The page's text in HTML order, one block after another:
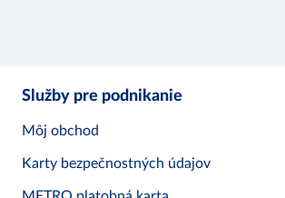
Služby pre podnikanie
Môj obchod
Karty bezpečnostných údajov